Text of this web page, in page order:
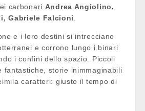
carbonari Andrea Angiolino,
Gabriele Falcioni
e i loro destini si intrecciano
e corrono lungo i binari
i confini dello spazio. Piccoli
fantastiche, storie inimmaginabili
caratteri: giusto il tempo di